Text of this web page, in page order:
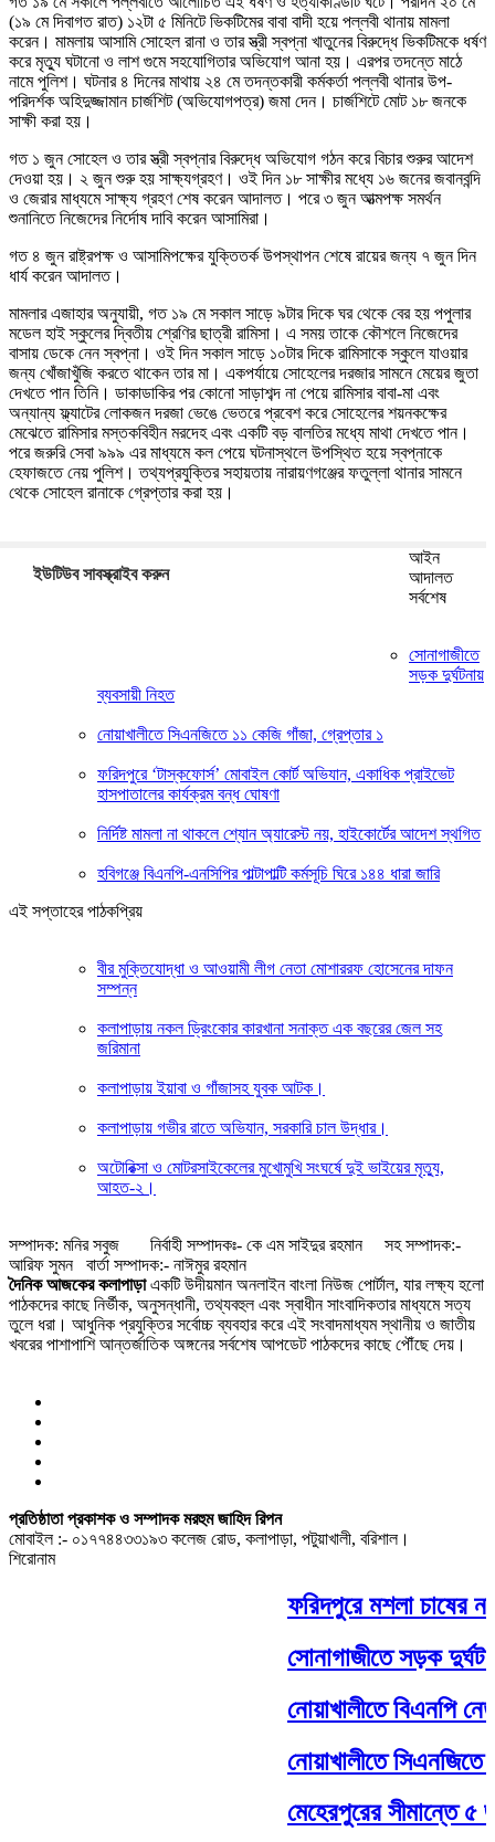
(১৯ মে দিবাগত রাত) ১২টা ৫ মিনিটে ভিকটিমের বাবা বাদী হয়ে পল্লবী থানায় মামলা
করেন। মামলায় আসামি সোহেল রানা ও তার স্ত্রী স্বপ্না খাতুনের বিরুদ্ধে ভিকটিমকে ধর্ষণ
করে মৃত্যু ঘটানো ও লাশ গুমে সহযোগিতার অভিযোগ আনা হয়। এরপর তদন্তে মাঠে
নামে পুলিশ। ঘটনার ৪ দিনের মাথায় ২৪ মে তদন্তকারী কর্মকর্তা পল্লবী থানার উপ-
পরিদর্শক অহিদুজ্জামান চার্জশিট (অভিযোগপত্র) জমা দেন। চার্জশিটে মোট ১৮ জনকে
সাক্ষী করা হয়।
গত ১ জুন সোহেল ও তার স্ত্রী স্বপ্নার বিরুদ্ধে অভিযোগ গঠন করে বিচার শুরুর আদেশ
দেওয়া হয়। ২ জুন শুরু হয় সাক্ষ্যগ্রহণ। ওই দিন ১৮ সাক্ষীর মধ্যে ১৬ জনের জবানবন্দি
ও জেরার মাধ্যমে সাক্ষ্য গ্রহণ শেষ করেন আদালত। পরে ৩ জুন আত্মপক্ষ সমর্থন
শুনানিতে নিজেদের নির্দোষ দাবি করেন আসামিরা।
গত ৪ জুন রাষ্ট্রপক্ষ ও আসামিপক্ষের যুক্তিতর্ক উপস্থাপন শেষে রায়ের জন্য ৭ জুন দিন
ধার্য করেন আদালত।
মামলার এজাহার অনুযায়ী, গত ১৯ মে সকাল সাড়ে ৯টার দিকে ঘর থেকে বের হয় পপুলার
মডেল হাই স্কুলের দ্বিতীয় শ্রেণির ছাত্রী রামিসা। এ সময় তাকে কৌশলে নিজেদের
বাসায় ডেকে নেন স্বপ্না। ওই দিন সকাল সাড়ে ১০টার দিকে রামিসাকে স্কুলে যাওয়ার
জন্য খোঁজাখুঁজি করতে থাকেন তার মা। একপর্যায়ে সোহেলের দরজার সামনে মেয়ের জুতা
দেখতে পান তিনি। ডাকাডাকির পর কোনো সাড়াশব্দ না পেয়ে রামিসার বাবা-মা এবং
অন্যান্য ফ্ল্যাটের লোকজন দরজা ভেঙে ভেতরে প্রবেশ করে সোহেলের শয়নকক্ষের
মেঝেতে রামিসার মস্তকবিহীন মরদেহ এবং একটি বড় বালতির মধ্যে মাথা দেখতে পান।
পরে জরুরি সেবা ৯৯৯ এর মাধ্যমে কল পেয়ে ঘটনাস্থলে উপস্থিত হয়ে স্বপ্নাকে
হেফাজতে নেয় পুলিশ। তথ্যপ্রযুক্তির সহায়তায় নারায়ণগঞ্জের ফতুল্লা থানার সামনে
থেকে সোহেল রানাকে গ্রেপ্তার করা হয়।
ইউটিউব সাবস্ক্রাইব করুন
আইন
আদালত
সর্বশেষ
সোনাগাজীতে
সড়ক দুর্ঘটনায়
ব্যবসায়ী নিহত
নোয়াখালীতে সিএনজিতে ১১ কেজি গাঁজা, গ্রেপ্তার ১
ফরিদপুরে ‘টাস্কফোর্স’ মোবাইল কোর্ট অভিযান, একাধিক প্রাইভেট
হাসপাতালের কার্যক্রম বন্ধ ঘোষণা
নির্দিষ্ট মামলা না থাকলে শ্যোন অ্যারেস্ট নয়, হাইকোর্টের আদেশ স্থগিত
হবিগঞ্জে বিএনপি-এনসিপির পাল্টাপাল্টি কর্মসূচি ঘিরে ১৪৪ ধারা জারি
এই সপ্তাহের পাঠকপ্রিয়
বীর মুক্তিযোদ্ধা ও আওয়ামী লীগ নেতা মোশাররফ হোসেনের দাফন
সম্পন্ন
কলাপাড়ায় নকল ড্রিংকোর কারখানা সনাক্ত এক বছরের জেল সহ
জরিমানা
কলাপাড়ায় ইয়াবা ও গাঁজাসহ যুবক আটক।
কলাপাড়ায় গভীর রাতে অভিযান, সরকারি চাল উদ্ধার।
অটোরিক্সা ও মোটরসাইকেলের মুখোমুখি সংঘর্ষে দুই ভাইয়ের মৃত্যু,
আহত-২।
সম্পাদক: মনির সবুজ নির্বাহী সম্পাদকঃ- কে এম সাইদুর রহমান সহ সম্পাদক:-
আরিফ সুমন বার্তা সম্পাদক:- নাঈমুর রহমান
দৈনিক আজকের কলাপাড়াএকটি উদীয়মান অনলাইন বাংলা নিউজ পোর্টাল, যার লক্ষ্য হলো
পাঠকদের কাছে নির্ভীক, অনুসন্ধানী, তথ্যবহুল এবং স্বাধীন সাংবাদিকতার মাধ্যমে সত্য
তুলে ধরা। আধুনিক প্রযুক্তির সর্বোচ্চ ব্যবহার করে এই সংবাদমাধ্যম স্থানীয় ও জাতীয়
খবরের পাশাপাশি আন্তর্জাতিক অঙ্গনের সর্বশেষ আপডেট পাঠকদের কাছে পৌঁছে দেয়।
প্রতিষ্ঠাতা প্রকাশক ও সম্পাদক মরহুম জাহিদ রিপন
মোবাইল :- ০১৭৭৪৪৩৩১৯৩ কলেজ রোড, কলাপাড়া, পটুয়াখালী, বরিশাল।
শিরোনাম
ফরিদপুরে মশলা চাষের
সোনাগাজীতে সড়ক
নোয়াখালীতে বিএনপি
নোয়াখালীতে সিএনজিতে
মেহেরপুরের সীমান্তে ৫